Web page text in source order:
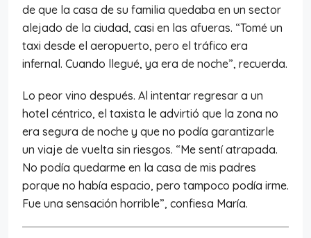
de que la casa de su familia quedaba en un sector
alejado de la ciudad, casi en las afueras. “Tomé un
taxi desde el aeropuerto, pero el tráfico era
infernal. Cuando llegué, ya era de noche”, recuerda.
Lo peor vino después. Al intentar regresar a un
hotel céntrico, el taxista le advirtió que la zona no
era segura de noche y que no podía garantizarle
un viaje de vuelta sin riesgos. “Me sentí atrapada.
No podía quedarme en la casa de mis padres
porque no había espacio, pero tampoco podía irme.
Fue una sensación horrible”, confiesa María.